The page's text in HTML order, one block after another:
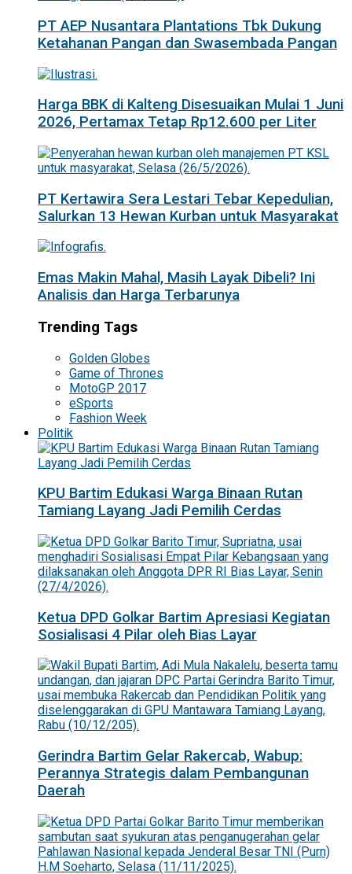
PT AEP Nusantara Plantations Tbk Dukung
Ketahanan Pangan dan Swasembada Pangan
Harga BBK di Kalteng Disesuaikan Mulai 1 Juni
2026, Pertamax Tetap Rp12.600 per Liter
PT Kertawira Sera Lestari Tebar Kepedulian,
Salurkan 13 Hewan Kurban untuk Masyarakat
Emas Makin Mahal, Masih Layak Dibeli? Ini
Analisis dan Harga Terbarunya
Trending Tags
Golden Globes
Game of Thrones
MotoGP 2017
eSports
Fashion Week
Politik
KPU Bartim Edukasi Warga Binaan Rutan
Tamiang Layang Jadi Pemilih Cerdas
Ketua DPD Golkar Bartim Apresiasi Kegiatan
Sosialisasi 4 Pilar oleh Bias Layar
Gerindra Bartim Gelar Rakercab, Wabup:
Perannya Strategis dalam Pembangunan
Daerah